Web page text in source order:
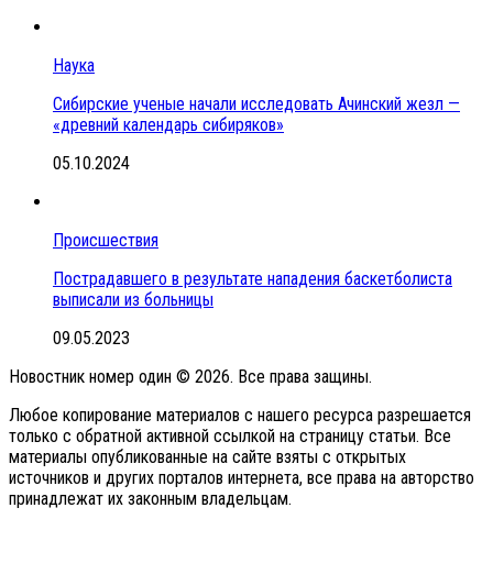
Наука
Сибирские ученые начали исследовать Ачинский жезл —
«древний календарь сибиряков»
05.10.2024
Происшествия
Пострадавшего в результате нападения баскетболиста
выписали из больницы
09.05.2023
Новостник номер один © 2026. Все права защины.
Любое копирование материалов с нашего ресурса разрешается
только с обратной активной ссылкой на страницу статьи. Все
материалы опубликованные на сайте взяты с открытых
источников и других порталов интернета, все права на авторство
принадлежат их законным владельцам.